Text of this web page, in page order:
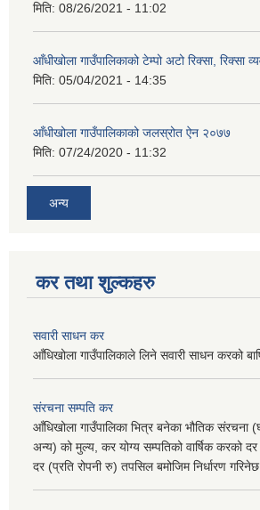
मिति: 08/26/2021 - 11:02
आँधीखोला गाउँपालिकाको टेम्पो अटो रिक्सा, रिक्सा
मिति: 05/04/2021 - 14:35
आँधीखोला गाउँपालिकाको जलस्रोत ऐन २०७७
मिति: 07/24/2020 - 11:32
अन्य
कर तथा शुल्कहरु
सवारी साधन कर
आँधिखोला गाउँपालिकाले लिने सवारी साधन करको
संरचना सम्पति कर
आँधिखोला गाउँपालिका भित्र बनेका भौतिक संरचना
अन्य) को मुल्य, कर योग्य सम्पतिको वार्षिक करको
दर (प्रति रोपनी रु) तपसिल बमोजिम निर्धारण